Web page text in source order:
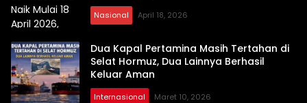
Nasional April 18, 2026
Dua Kapal Pertamina Masih Tertahan di
Selat Hormuz, Dua Lainnya Berhasil
Keluar Aman
Internasional Maret 10, 2026